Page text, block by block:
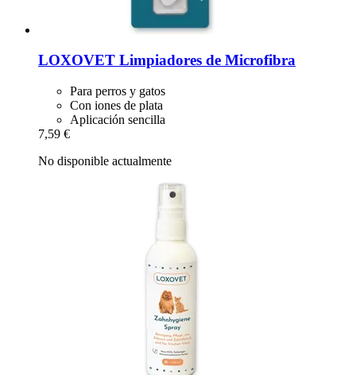
LOXOVET Limpiadores de Microfibra
Para perros y gatos
Con iones de plata
Aplicación sencilla
7,59 €
No disponible actualmente